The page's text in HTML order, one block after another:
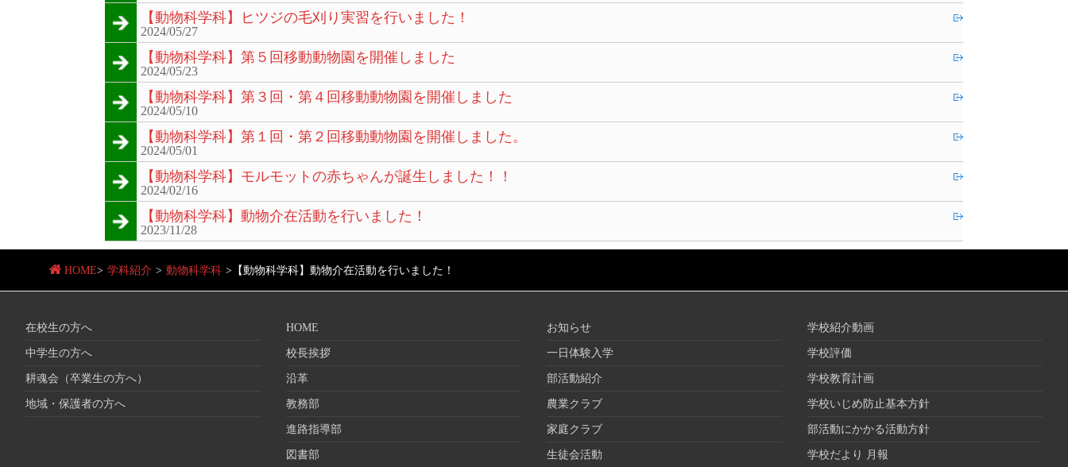
【動物科学科】ヒツジの毛刈り実習を行いました！
2024/05/27
【動物科学科】第５回移動動物園を開催しました
2024/05/23
【動物科学科】第３回・第４回移動動物園を開催しました
2024/05/10
【動物科学科】第１回・第２回移動動物園を開催しました。
2024/05/01
【動物科学科】モルモットの赤ちゃんが誕生しました！！
2024/02/16
【動物科学科】動物介在活動を行いました！
2023/11/28
HOME> 学科紹介 > 動物科学科 > 【動物科学科】動物介在活動を行いました！
在校生の方へ
中学生の方へ
耕魂会（卒業生の方へ）
地域・保護者の方へ
HOME
校長挨拶
沿革
教務部
進路指導部
図書部
お知らせ
一日体験入学
部活動紹介
農業クラブ
家庭クラブ
生徒会活動
学校紹介動画
学校評価
学校教育計画
学校いじめ防止基本方針
部活動にかかる活動方針
学校だより 月報